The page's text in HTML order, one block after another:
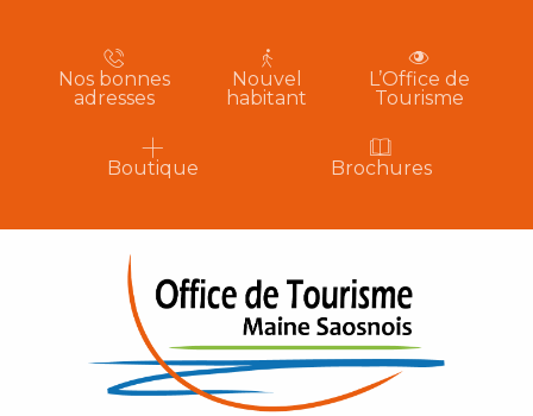
Nos bonnes
adresses
Nouvel
habitant
L’Office de
Tourisme
Boutique Brochures